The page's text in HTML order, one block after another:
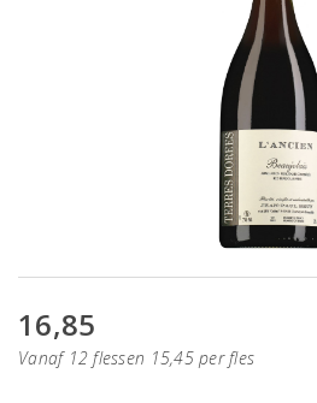
16,85
Vanaf 12 flessen 15,45 per fles